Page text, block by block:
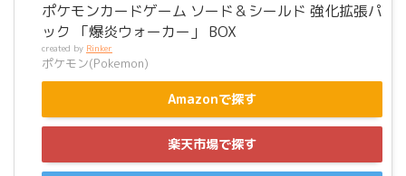
ポケモンカードゲーム ソード＆シールド 強化拡張パ
ック 「爆炎ウォーカー」 BOX
created by Rinker
ポケモン(Pokemon)
Amazonで探す
楽天市場で探す